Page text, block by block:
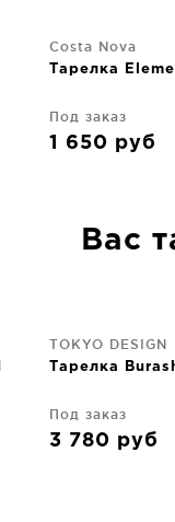
Costa Nova
Тарелка
Под заказ
1 650 руб
Вас
TOKYO DESIGN
Тарелка
Под заказ
3 780 руб